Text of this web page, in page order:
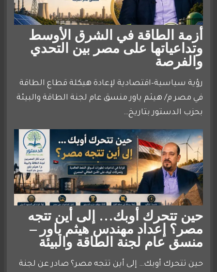
أزمة الطاقة في الشرق الأوسط
وتداعياتها على مصر بين التحدي
والفرصة
رؤية سياسية–اقتصادية لإعادة هيكلة قطاع الطاقة
في مصر م/ هيثم ياور منسق عام لجنة الطاقة والبيئة
بحزب الدستور بتاريخ…
حين تتحرك أوبك… إلى أين تتجه
مصر؟ إعداد مهندس هيثم ياور –
منسق عام لجنة الطاقة والبيئة
حين تتحرك أوبك… إلى أين تتجه مصر؟ صادر عن لجنة